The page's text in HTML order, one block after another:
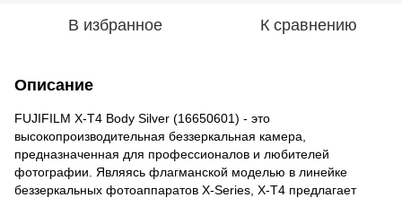
В избранное К сравнению
Описание
FUJIFILM X-T4 Body Silver (16650601) - это
высокопроизводительная беззеркальная камера,
предназначенная для профессионалов и любителей
фотографии. Являясь флагманской моделью в линейке
беззеркальных фотоаппаратов X-Series, X-T4 предлагает